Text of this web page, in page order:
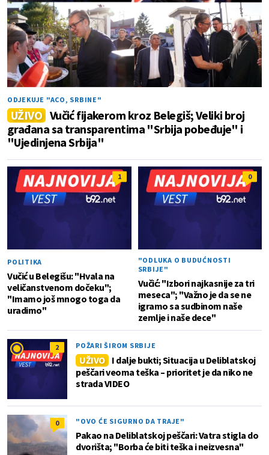
ODJEKUJE "ACO, SRBINE"
UŽIVO Vučić fijakerom kroz Belegiš; Veliki broj
građana sa transparentima "Srbija pobeđuje" i
"Ujedinjena Srbija"
1
POLITIKA
Vučić u Belegišu: "Hvala na
veličanstvenom dočeku";
"Imamo još mnogo toga da
uradimo"
0
"ODLUKA O BUDUĆNOSTI
SRBIJE"
Vučić: "Izbori najkasnije za tri
meseca"; "Važno je da se ne
igramo sa sudbinom naše
zemlje i naše dece"
2 POŽARI ŠIROM SRBIJE
UŽIVO
I dalje bukti; Situacija u Deliblatskoj
peščari veoma teška – prioritet je da niko ne
strada VIDEO
0 "OVO ĆE SIGURNO DA TRAJE"
Pakao na Deliblatskoj peščari: Vatra stigla do
dvorišta; "Borba će biti teška i neizvesna"